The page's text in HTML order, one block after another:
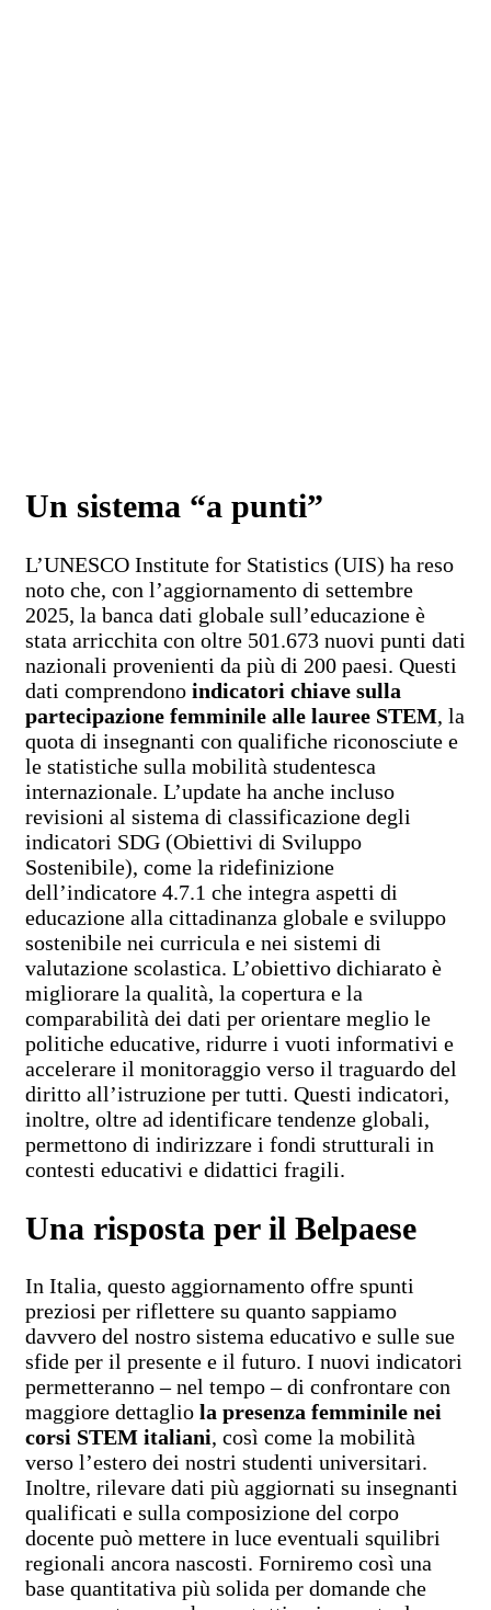
Un sistema “a punti”
L’UNESCO Institute for Statistics (UIS) ha reso
noto che, con l’aggiornamento di settembre
2025, la banca dati globale sull’educazione è
stata arricchita con oltre 501.673 nuovi punti dati
nazionali provenienti da più di 200 paesi. Questi
dati comprendono indicatori chiave sulla
partecipazione femminile alle lauree STEM, la
quota di insegnanti con qualifiche riconosciute e
le statistiche sulla mobilità studentesca
internazionale. L’update ha anche incluso
revisioni al sistema di classificazione degli
indicatori SDG (Obiettivi di Sviluppo
Sostenibile), come la ridefinizione
dell’indicatore 4.7.1 che integra aspetti di
educazione alla cittadinanza globale e sviluppo
sostenibile nei curricula e nei sistemi di
valutazione scolastica. L’obiettivo dichiarato è
migliorare la qualità, la copertura e la
comparabilità dei dati per orientare meglio le
politiche educative, ridurre i vuoti informativi e
accelerare il monitoraggio verso il traguardo del
diritto all’istruzione per tutti. Questi indicatori,
inoltre, oltre ad identificare tendenze globali,
permettono di indirizzare i fondi strutturali in
contesti educativi e didattici fragili.
Una risposta per il Belpaese
In Italia, questo aggiornamento offre spunti
preziosi per riflettere su quanto sappiamo
davvero del nostro sistema educativo e sulle sue
sfide per il presente e il futuro. I nuovi indicatori
permetteranno – nel tempo – di confrontare con
maggiore dettaglio la presenza femminile nei
corsi STEM italiani, così come la mobilità
verso l’estero dei nostri studenti universitari.
Inoltre, rilevare dati più aggiornati su insegnanti
qualificati e sulla composizione del corpo
docente può mettere in luce eventuali squilibri
regionali ancora nascosti. Forniremo così una
base quantitativa più solida per domande che